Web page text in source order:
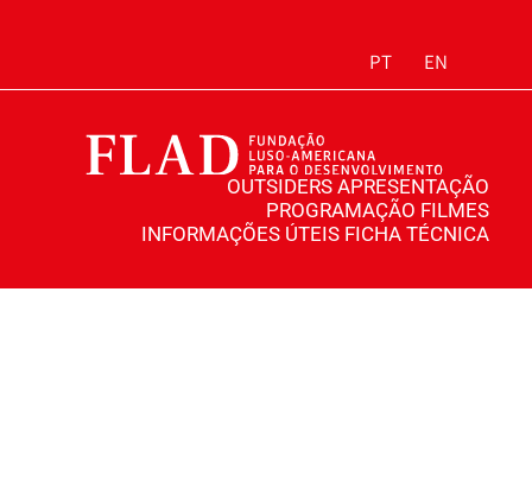
PT EN
OUTSIDERS APRESENTAÇÃO
PROGRAMAÇÃO FILMES
INFORMAÇÕES ÚTEIS FICHA TÉCNICA